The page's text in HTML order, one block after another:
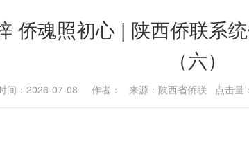
侨魂照初心 | 陕西侨联系
（六）
间：2026-07-08 作者： 来源：陕西省侨联 点击量